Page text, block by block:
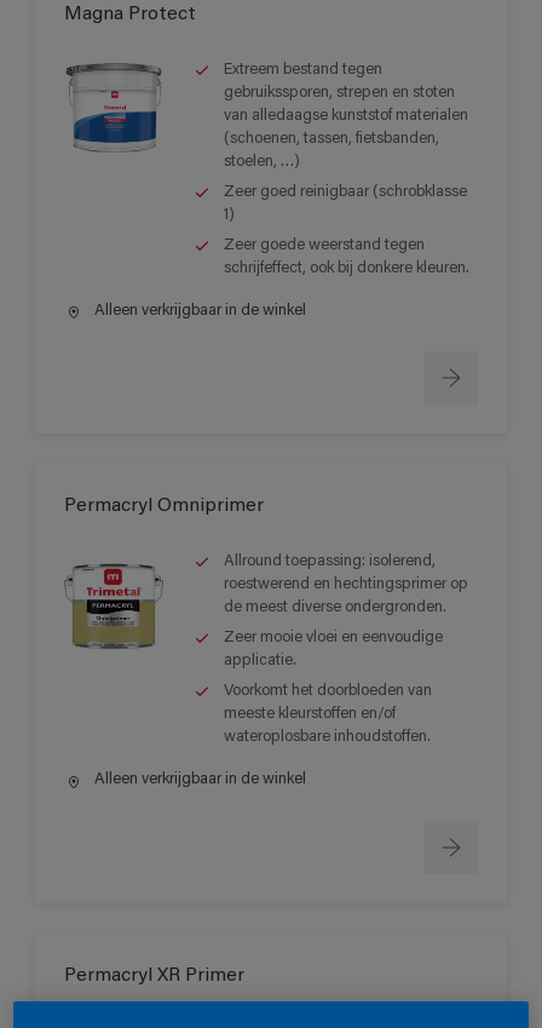
Magna Protect
Extreem bestand tegen
gebruikssporen, strepen en stoten
van alledaagse kunststof materialen
(schoenen, tassen, fietsbanden,
stoelen, …)
Zeer goed reinigbaar (schrobklasse
1)
Zeer goede weerstand tegen
schrijfeffect, ook bij donkere kleuren.
Alleen verkrijgbaar in de winkel
Permacryl Omniprimer
Allround toepassing: isolerend,
roestwerend en hechtingsprimer op
de meest diverse ondergronden.
Zeer mooie vloei en eenvoudige
applicatie.
Voorkomt het doorbloeden van
meeste kleurstoffen en/of
wateroplosbare inhoudstoffen.
Alleen verkrijgbaar in de winkel
Permacryl XR Primer